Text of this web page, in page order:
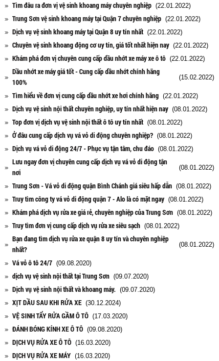
Tìm đâu ra đơn vị vệ sinh khoang máy chuyên nghiệp (22.01.2022)
Trung Sơn vệ sinh khoang máy tại Quận 7 chuyên nghiệp (22.01.2022)
Dịch vụ vệ sinh khoang máy tại Quận 8 uy tín nhất (22.01.2022)
Chuyên vệ sinh khoang động cơ uy tín, giá tốt nhất hiện nay (22.01.2022)
Khám phá đơn vị chuyên cung cấp dầu nhớt xe máy xe ô tô (22.01.2022)
Dầu nhớt xe máy giá tốt - Cung cấp dầu nhớt chính hãng
100%
(15.02.2022)
Tìm hiểu về đơn vị cung cấp dầu nhớt xe hơi chính hãng (22.01.2022)
Dịch vụ vệ sinh nội thất chuyên nghiệp, uy tín nhất hiện nay (08.01.2022)
Top đơn vị dịch vụ vệ sinh nội thất ô tô uy tín nhất (08.01.2022)
Ở đâu cung cấp dịch vụ vá vỏ di động chuyên nghiệp? (08.01.2022)
Dịch vụ vá vỏ di động 24/7 - Phục vụ tận tâm, chu đáo (08.01.2022)
Lưu ngay đơn vị chuyên cung cấp dịch vụ vá vỏ di động tận
nơi
(08.01.2022)
Trung Sơn - Vá vỏ di động quận Bình Chánh giá siêu hấp dẫn (08.01.2022)
Truy tìm công ty vá vỏ di động quận 7 - Alo là có mặt ngay (08.01.2022)
Khám phá dịch vụ rửa xe giá rẻ, chuyên nghiệp của Trung Sơn (08.01.2022)
Truy tìm đơn vị cung cấp dịch vụ rửa xe siêu sạch (08.01.2022)
Bạn đang tìm dịch vụ rửa xe quận 8 uy tín và chuyên nghiệp
nhất?
(08.01.2022)
Vá vỏ ô tô 24/7 (09.08.2020)
dịch vụ vệ sinh nội thất tại Trung Sơn (09.07.2020)
Dịch vụ vệ sinh nội thất và khoang máy. (09.07.2020)
XỊT DẦU SAU KHI RỬA XE (30.12.2024)
VỆ SINH TẨY RỬA GẦM Ô TÔ (17.03.2020)
ĐÁNH BÓNG KÍNH XE Ô TÔ (09.08.2020)
DỊCH VỤ RỬA XE Ô TÔ (16.03.2020)
DỊCH VỤ RỬA XE MÁY (16.03.2020)